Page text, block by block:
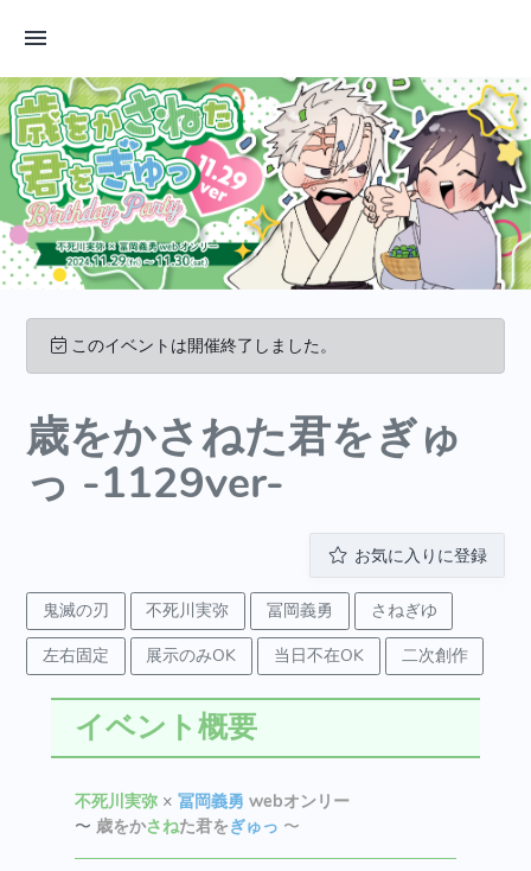
このイベントは開催終了しました。
歳をかさねた君をぎゅ
っ -1129ver-
お気に入りに登録
鬼滅の刃 不死川実弥 冨岡義勇
さねぎゆ
左右固定
展示のみOK 当日不在OK 二次創作
イベント概要
不死川実弥 × 冨岡義勇 webオンリー
〜 歳をかさねた君をぎゅっ 〜